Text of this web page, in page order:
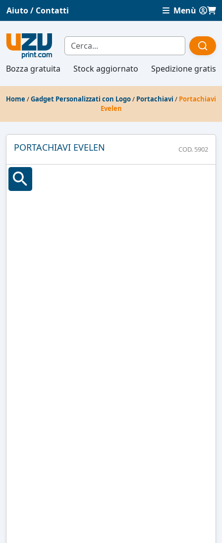
Aiuto / Contatti Menù
Bozza gratuita Stock aggiornato Spedizione gratis
Home /Gadget Personalizzati con Logo/ Portachiavi / Portachiavi
Evelen
PORTACHIAVI EVELEN COD. 5902